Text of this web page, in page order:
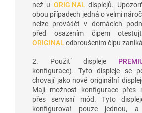
než u ORIGINAL displejů.
obou případech jedná o velmi
nelze provádět v domácích
před osazením čipem
ORIGINAL odbroušením čipu
2. Použití displeje
konfigurace). Tyto displeje se
chovají jako nové originální
Mají možnost konfigurace přes
přes servisní mód. Tyto
konfigurovat pouze jednou,